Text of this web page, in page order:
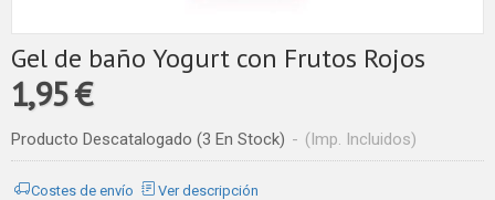
Gel de baño Yogurt con Frutos Rojos
1,95 €
Producto Descatalogado (3 En Stock) - (Imp. Incluidos)
Costes de envío Ver descripción